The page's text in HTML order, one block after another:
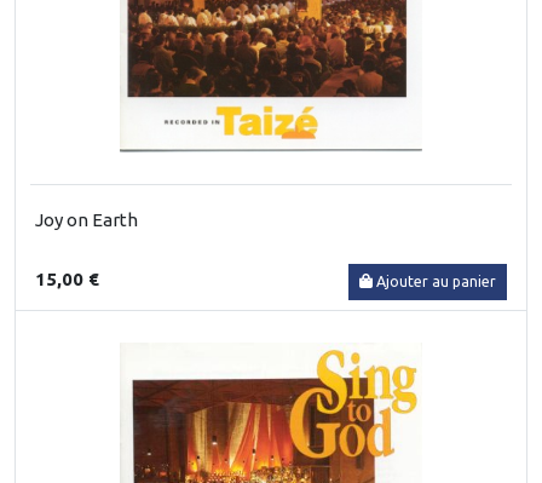
Joy on Earth
15,00 € Ajouter au panier